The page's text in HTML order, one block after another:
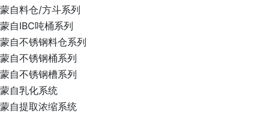
蒙自料仓/方斗系列
蒙自IBC吨桶系列
蒙自不锈钢料仓系列
蒙自不锈钢桶系列
蒙自不锈钢槽系列
蒙自乳化系统
蒙自提取浓缩系统